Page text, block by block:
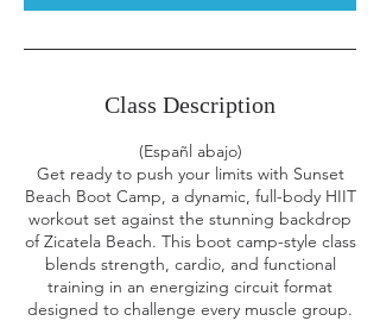
Class Description
(Españl abajo)
Get ready to push your limits with Sunset
Beach Boot Camp, a dynamic, full-body HIIT
workout set against the stunning backdrop
of Zicatela Beach. This boot camp-style class
blends strength, cardio, and functional
training in an energizing circuit format
designed to challenge every muscle group.